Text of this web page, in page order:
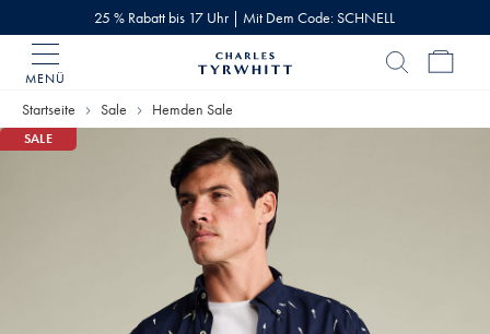
25 % Rabatt bis 17 Uhr | Mit Dem Code: SCHNELL
MENÜ
Home
Startseite Sale Hemden Sale
SALE